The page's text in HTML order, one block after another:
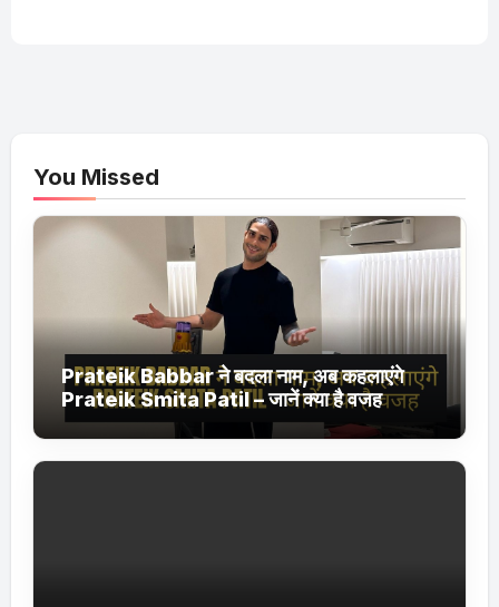
You Missed
Prateik Babbar ने बदला नाम, अब कहलाएंगे
Prateik Smita Patil – जानें क्या है वजह